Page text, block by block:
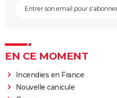
EN CE MOMENT
Incendies en France
Nouvelle canicule